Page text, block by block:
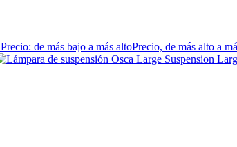
Precio: de más bajo a más altoPrecio, de más alto a